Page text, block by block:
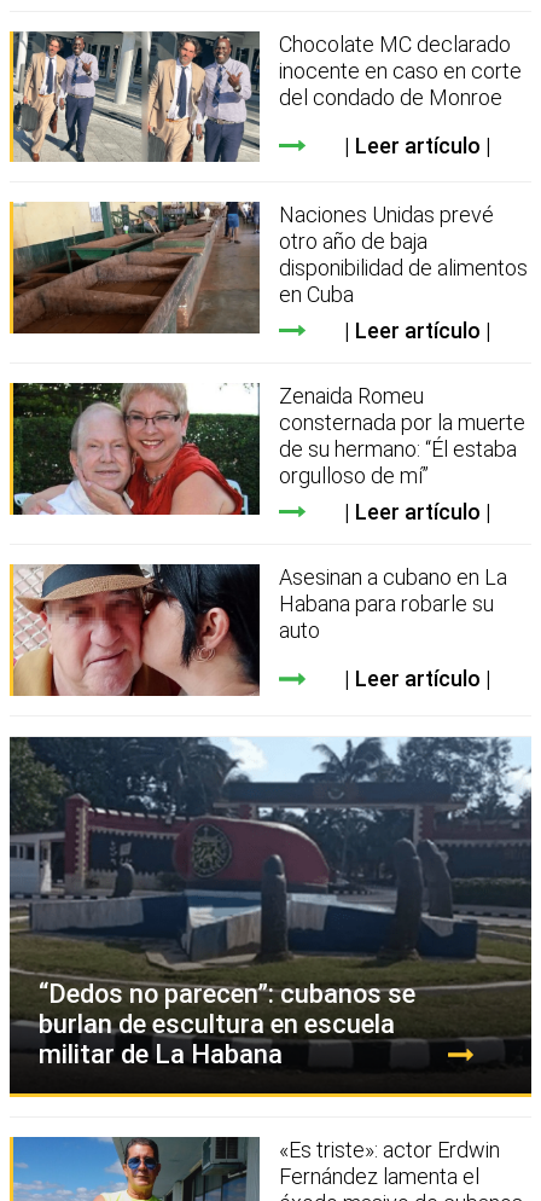
Chocolate MC declarado
inocente en caso en corte
del condado de Monroe
Leer artículo
Naciones Unidas prevé
otro año de baja
disponibilidad de alimentos
en Cuba
Leer artículo
Zenaida Romeu
consternada por la muerte
de su hermano: “Él estaba
orgulloso de mí”
Leer artículo
Asesinan a cubano en La
Habana para robarle su
auto
Leer artículo
“Dedos no parecen”: cubanos se
burlan de escultura en escuela
militar de La Habana
«Es triste»: actor Erdwin
Fernández lamenta el